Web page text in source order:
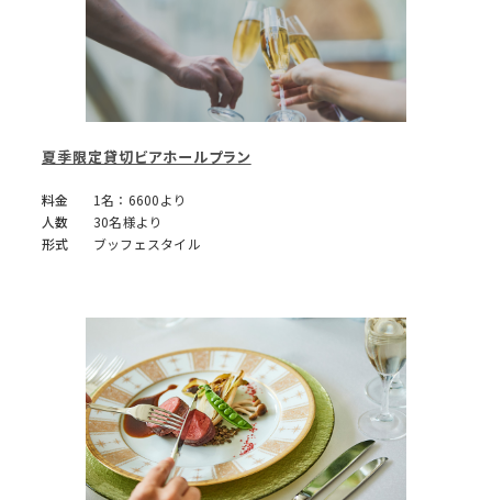
夏季限定貸切ビアホールプラン
料金
1名：6600より
人数
30名様より
形式
ブッフェスタイル